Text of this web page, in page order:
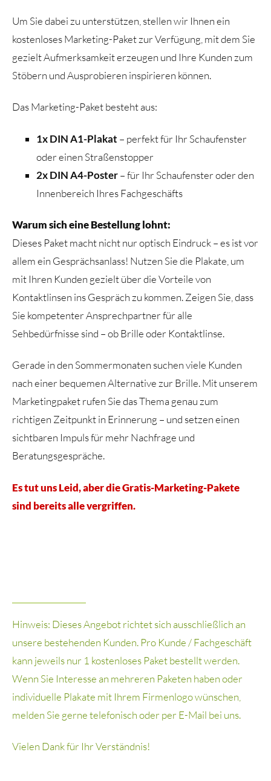
Um Sie dabei zu unterstützen, stellen wir Ihnen ein
kostenloses Marketing-Paket zur Verfügung, mit dem Sie
gezielt Aufmerksamkeit erzeugen und Ihre Kunden zum
Stöbern und Ausprobieren inspirieren können.
Das Marketing-Paket besteht aus:
1x DIN A1-Plakat – perfekt für Ihr Schaufenster
oder einen Straßenstopper
2x DIN A4-Poster– für Ihr Schaufenster oder den
Innenbereich Ihres Fachgeschäfts
Warum sich eine Bestellung lohnt:
Dieses Paket macht nicht nur optisch Eindruck – es ist vor
allem ein Gesprächsanlass! Nutzen Sie die Plakate, um
mit Ihren Kunden gezielt über die Vorteile von
Kontaktlinsen ins Gespräch zu kommen. Zeigen Sie, dass
Sie kompetenter Ansprechpartner für alle
Sehbedürfnisse sind – ob Brille oder Kontaktlinse.
Gerade in den Sommermonaten suchen viele Kunden
nach einer bequemen Alternative zur Brille. Mit unserem
Marketingpaket rufen Sie das Thema genau zum
richtigen Zeitpunkt in Erinnerung – und setzen einen
sichtbaren Impuls für mehr Nachfrage und
Beratungsgespräche.
Es tut uns Leid, aber die Gratis-Marketing-Pakete
sind bereits alle vergriffen.
Hinweis: Dieses Angebot richtet sich ausschließlich an
unsere bestehenden Kunden. Pro Kunde / Fachgeschäft
kann jeweils nur 1 kostenloses Paket bestellt werden.
Wenn Sie Interesse an mehreren Paketen haben oder
individuelle Plakate mit Ihrem Firmenlogo wünschen,
melden Sie gerne telefonisch oder per E-Mail bei uns.
Vielen Dank für Ihr Verständnis!